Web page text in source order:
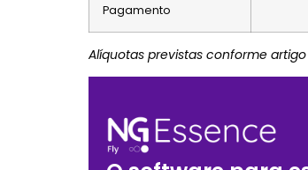
Pagamento
Alíquotas previstas conforme artigo